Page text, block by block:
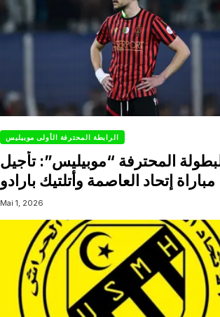
الرابطة المحترفة الأولى موبيليس
المحترفة “موبيليس”: تأجيل
مباراة إتحاد العاصمة وأتلتيك بارادو
Mai 1, 2026